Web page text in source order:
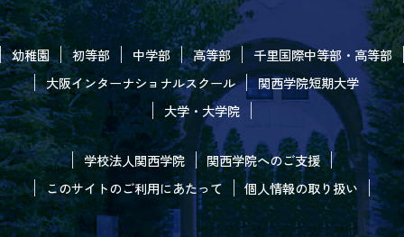
幼稚園 初等部 中学部 高等部
千里国際中等部・高等部
大阪インターナショナルスクール
関西学院短期大学
大学・大学院
学校法人関西学院
関西学院へのご支援
このサイトのご利用にあたって
個人情報の取り扱い